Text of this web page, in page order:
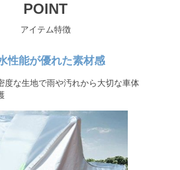
POINT
アイテム特徴
性能が優れた素材感
度な生地で雨や汚れから大切な車体